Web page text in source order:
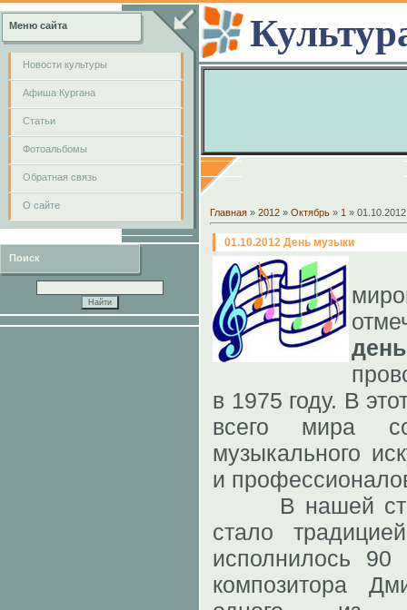
Меню сайта
Новости культуры
Афиша Кургана
Cтатьи
Фотоальбомы
Обратная связь
О сайте
Поиск
Главная » 2012 » Октябрь » 1 »
01.10.2012 День музыки
в 1975 году. В
всего мира
музыкального
и
В нашей
стало
исполнилось
композитора